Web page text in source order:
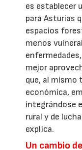
es establecer
para Asturias
espacios
menos
mejor
que, al mismo
económica,
integrándose
rural y de
explica.
Un cambio